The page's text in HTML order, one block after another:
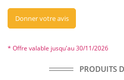
Donner votre avis
* Offre valable jusqu'au 30/11/2026
PRODUITS